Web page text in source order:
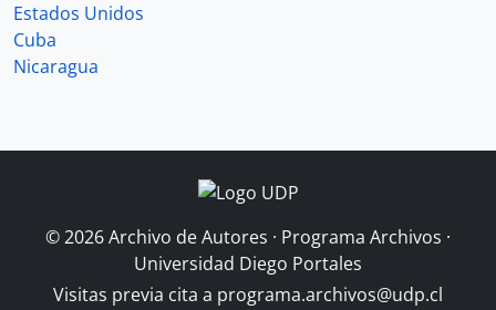
Estados Unidos
Cuba
Nicaragua
© 2026 Archivo de Autores · Programa Archivos ·
Universidad Diego Portales
Visitas previa cita a programa.archivos@udp.cl